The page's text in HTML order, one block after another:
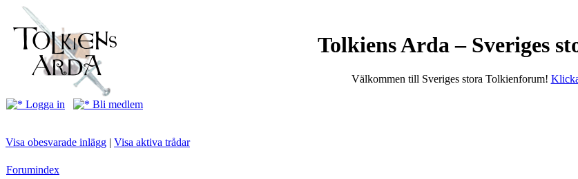
Tolkiens Arda – Sveriges
Välkommen till Sveriges stora Tolkienforum!
Logga in Bli medlem
Visa obesvarade inlägg | Visa aktiva trådar
Forumindex